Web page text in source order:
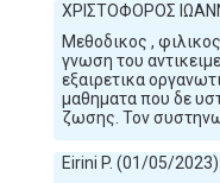
ΧΡΙΣΤΟΦΟΡΟΣ
Μεθοδικος ,
γνωση του
εξαιρετικα
μαθηματα που δε
ζωσης. Τον
Eirini P. (01/05/2023)